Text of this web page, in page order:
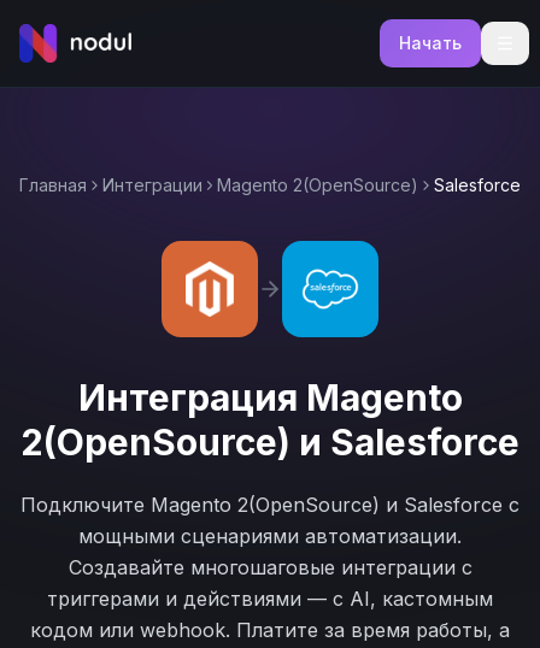
Начать
Главная Интеграции Magento 2(OpenSource) Salesforce
Интеграция Magento
2(OpenSource) и Salesforce
Подключите Magento 2(OpenSource) и Salesforce с
мощными сценариями автоматизации.
Создавайте многошаговые интеграции с
триггерами и действиями — с AI, кастомным
кодом или webhook. Платите за время работы, а